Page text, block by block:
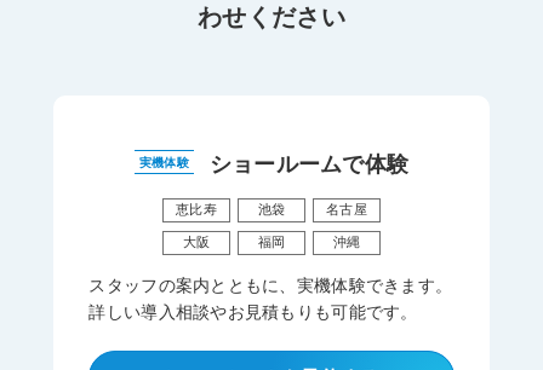
わせください
実機体験 ショールームで体験
恵比寿 池袋 名古屋
大阪 福岡 沖縄
スタッフの案内とともに、実機体験できます。
詳しい導入相談やお見積もりも可能です。